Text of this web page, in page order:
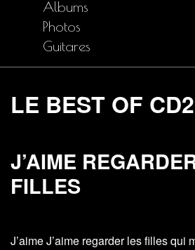
Albums
Photos
Guitares
LE BEST OF CD2
J’AIME
FILLES
J’aime J’aime regarder les filles qui